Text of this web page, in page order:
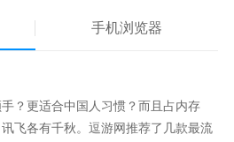
积分，手机、全国通兑电影票
手机浏览器
？更适合中国人习惯？而且占内存
飞各有千秋。逗游网推荐了几款最流